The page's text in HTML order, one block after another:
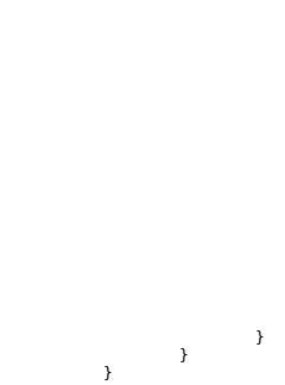
}
}
}